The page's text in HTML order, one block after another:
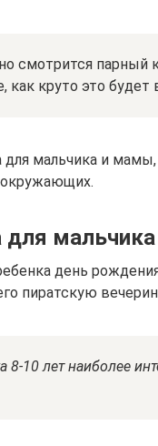
смотрится парный
как круто это
мальчика и
окружающих.
для
день
пиратскую
8-10 лет наиболее